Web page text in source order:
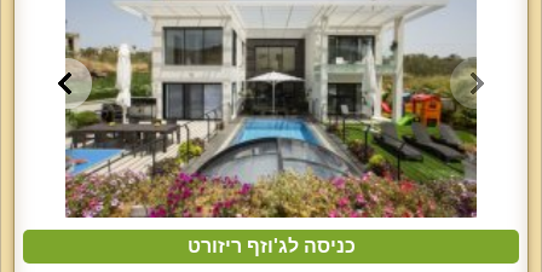
כניסה לג'וזף ריזורט